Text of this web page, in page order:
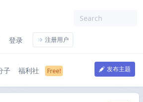
登录 注册用户
子 福利社 发布主题